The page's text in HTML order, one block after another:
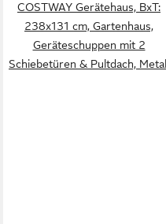
COSTWAY Gerätehaus, BxT:
238x131 cm, Gartenhaus,
Geräteschuppen mit 2
Schiebetüren & Pultdach, Metall